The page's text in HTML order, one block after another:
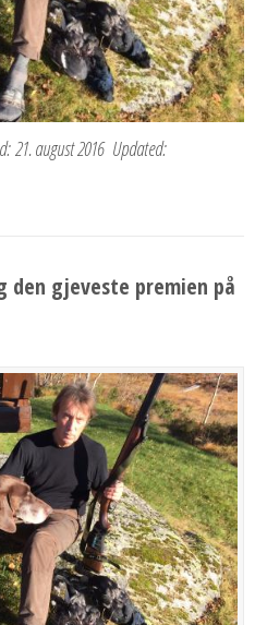
21. august 2016 Updated:
den gjeveste premien på